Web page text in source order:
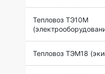
Тепловоз ТЭ10М
Тепловоз ТЭМ18